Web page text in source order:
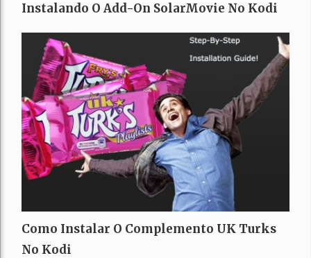
Instalando O Add-On SolarMovie No Kodi
Como Instalar O Complemento UK Turks
No Kodi